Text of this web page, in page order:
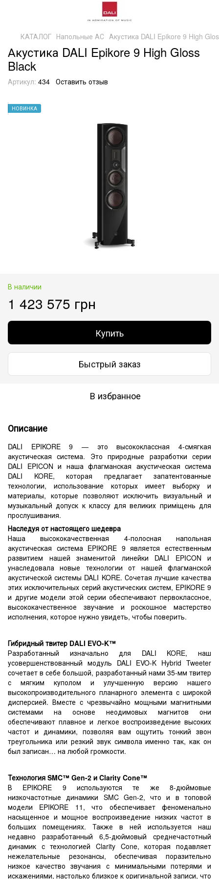
КАТАЛОГ Напольные АС Акустика DALI Epikore 9 High
Акустика DALI Epikore 9 High Gloss
Black
Артикул: 434 Оставить отзыв
НОВИНКА
В наличии
1 423 575 грн
Купить
Быстрый заказ
В избранное
Описание
DALI EPIKORE 9 — это высококлассная 4-смягкая
акустическая система. Это природные разработки серии
DALI EPICON и наша флагманская акустическая система
DALI KORE, которая предлагает запатентованные
технологии, использование которых имеет выборку и
материалы, которые позволяют исключить визуальный и
музыкальный допуск к классу для великих приміщень для
прослушивания.
Наследуя от настоящего шедевра
Наша высококачественная 4-полосная напольная
акустическая система EPIKORE 9 является естественным
развитием нашей знаменитой линейки DALI EPICON и
унаследовала новые технологии от нашей флагманской
акустической системы DALI KORE. Сочетая лучшие качества
этих исключительных серий акустических систем, EPIKORE 9
и другие модели этой серии обеспечивают первоклассное,
высококачественное звучание и роскошное мастерство
исполнения, которое нужно увидеть, чтобы поверить.
Гибридный твитер DALI EVO-K™
Разработанный изначально для DALI KORE, наш
усовершенствованный модуль DALI EVO-K Hybrid Tweeter
сочетает в себе большой, разработанный нами 35-мм твитер
с мягким куполом и улучшенную версию нашего
высокопроизводительного планарного элемента с широкой
дисперсией. Вместе с чрезвычайно мощными магнитными
системами на основе неодимовых магнитов они
обеспечивают плавное и легкое воспроизведение высоких
частот и динамики, позволяя вам ощутить тонкий звон
треугольника или резкий звук символа именно так, как он
был записан… на любой громкости.
Технология SMC™ Gen-2 и Clarity Cone™
В EPIKORE 9 используются те же 8-дюймовые
низкочастотные динамики SMC Gen-2, что и в топовой
модели EPIKORE 11, что обеспечивает феноменально
насыщенное и мощное воспроизведение низких частот в
больших помещениях. Также в ней используется наш
недавно разработанный 6,5-дюймовый среднечастотный
динамик с технологией Clarity Cone, которая подавляет
нежелательные резонансы, обеспечивая поразительно
низкое качество звучания с минимальными потерями и
искажениями, настолько близкое к оригинальной записи, что